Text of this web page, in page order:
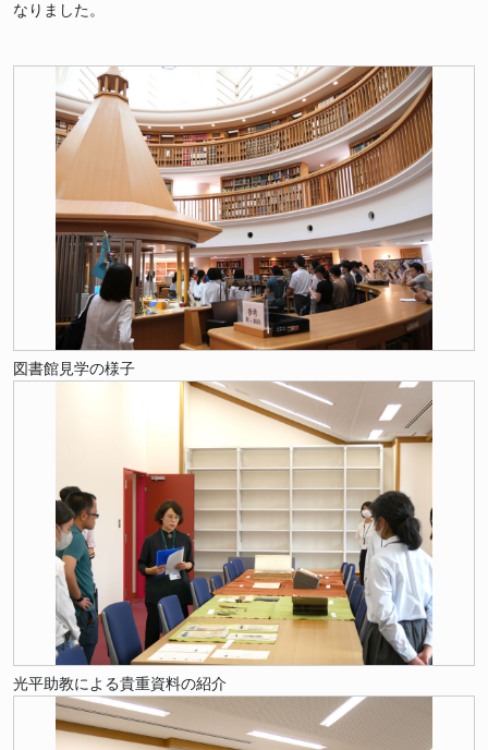
なりました。
図書館見学の様子
光平助教による貴重資料の紹介